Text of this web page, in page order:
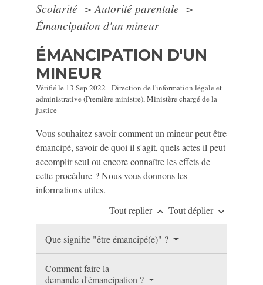
Scolarité > Autorité parentale >
Émancipation d'un mineur
ÉMANCIPATION D'UN
MINEUR
Vérifié le 13 Sep 2022 - Direction de l'information légale et
administrative (Première ministre), Ministère chargé de la
justice
Vous souhaitez savoir comment un mineur peut être
émancipé, savoir de quoi il s'agit, quels actes il peut
accomplir seul ou encore connaître les effets de
cette procédure ? Nous vous donnons les
informations utiles.
Tout replier keyboard_arrow_up Tout déplier keyboard_arrow_down
Que signifie "être émancipé(e)" ?
Comment faire la
demande d'émancipation ?